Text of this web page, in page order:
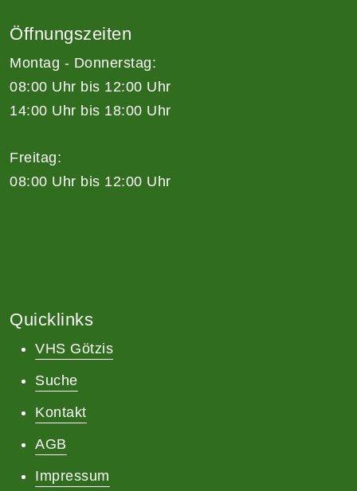
Öffnungszeiten
Montag - Donnerstag:
08:00 Uhr bis 12:00 Uhr
14:00 Uhr bis 18:00 Uhr
Freitag:
08:00 Uhr bis 12:00 Uhr
Quicklinks
VHS Götzis
Suche
Kontakt
AGB
Impressum